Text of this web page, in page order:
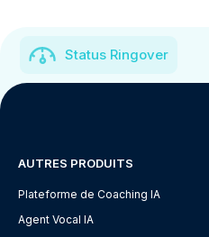
Status Ringover
AUTRES PRODUITS
Plateforme de Coaching IA
Agent Vocal IA